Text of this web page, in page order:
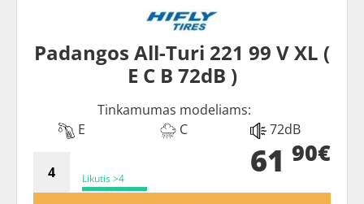
Padangos All-Turi 221 99 V XL (
E C B 72dB )
Tinkamumas modeliams:
E
C 72dB
Likutis >4 61 90€